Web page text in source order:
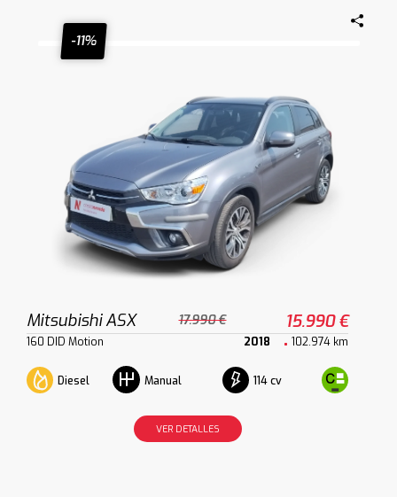
-11%
Mitsubishi ASX 17.990 € 15.990 €
160 DID Motion 2018 102.974 km
Diesel Manual 114 cv
VER DETALLES